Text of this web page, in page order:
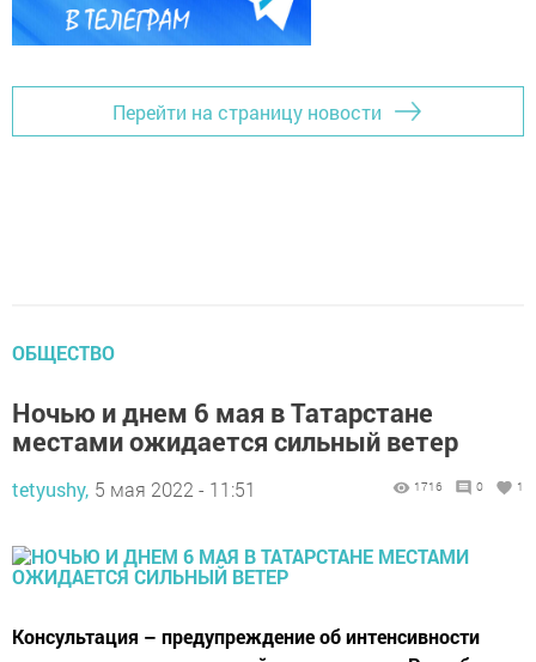
Перейти на страницу новости
ОБЩЕСТВО
Ночью и днем 6 мая в Татарстане
местами ожидается сильный ветер
tetyushy, 5 мая 2022 - 11:51 1716 0 1
Консультация – предупреждение об интенсивности